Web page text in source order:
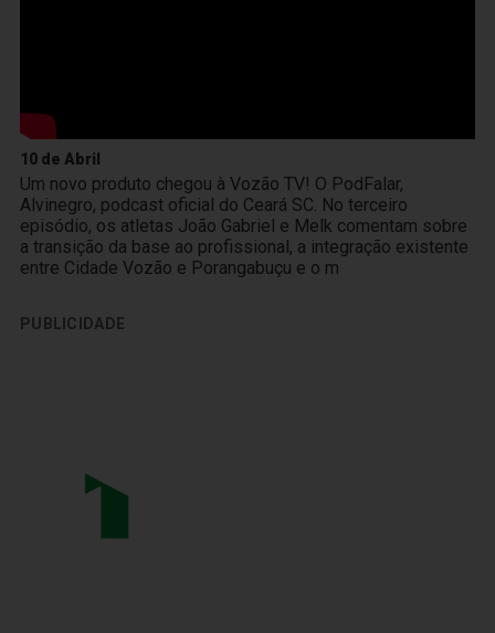
10 de Abril
Um novo produto chegou à Vozão TV! O PodFalar,
Alvinegro, podcast oficial do Ceará SC. No terceiro
episódio, os atletas João Gabriel e Melk comentam sobre
a transição da base ao profissional, a integração existente
entre Cidade Vozão e Porangabuçu e o m
PUBLICIDADE